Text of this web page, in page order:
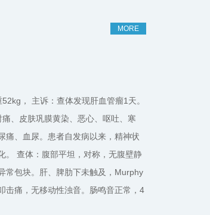
MORE
， 主诉：查体发现肝血管瘤1天。
、皮肤巩膜黄染、恶心、呕吐、寒
痛、血尿。患者自发病以来，精神状
。 查体：腹部平坦，对称，无腹壁静
常包块。肝、脾肋下未触及，Murphy
击痛，无移动性浊音。肠鸣音正常，4